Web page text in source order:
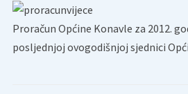
Proračun Općine Konavle za 2012.
posljednjoj ovogodišnjoj sjednici